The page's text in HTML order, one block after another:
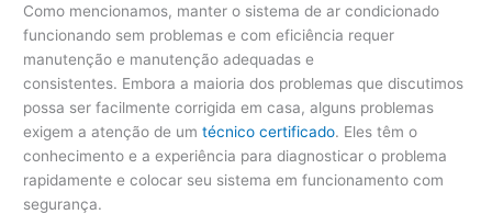
Como mencionamos, manter o sistema de ar condicionado
funcionando sem problemas e com eficiência requer
manutenção e manutenção adequadas e
consistentes. Embora a maioria dos problemas que discutimos
possa ser facilmente corrigida em casa, alguns problemas
exigem a atenção de umtécnico certificado. Eles têm o
conhecimento e a experiência para diagnosticar o problema
rapidamente e colocar seu sistema em funcionamento com
segurança.